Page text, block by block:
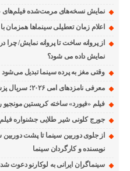
نمایش نسخه‌های مرمت‌شده فیلم‌های
اعلام زمان تعطیلی سینماها همزمان با
از پروانه ساخت تا پروانه نمایش/ چرا
نمایش داده می شود؟
وقتی مغز به پرده سینما تبدیل می‌شود
معرفی نامزدهای امی ۲۰۲۶؛ سریال پزشکی «پیت» پیشتاز شد
فیلم «فیورد» ساخته کریستین مونجیو راهی
جورج کلونی شیر طلایی جشنواره فیلم ونیز ۲۰۲۶
از جلوی دوربین سینما تا پشت
نویسنده و کارگردان سینما
سینماگران ایرانی به لوکارنو دعوت